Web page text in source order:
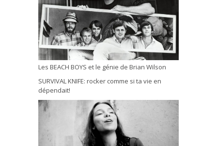
Les BEACH BOYS et le génie de Brian Wilson
SURVIVAL KNIFE: rocker comme si ta vie en
dépendait!